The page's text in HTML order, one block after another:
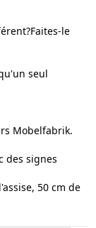
le
seul
Mobelfabrik.
des signes
50 cm de